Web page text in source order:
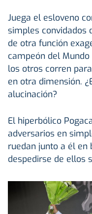
Juega el esloveno
simples convidados
de otra función
campeón del
los otros corren
en otra dimensión.
alucinación?
El hiperbólico
adversarios en
ruedan junto a él en
despedirse de ellos